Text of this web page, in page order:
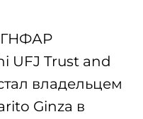
ГНФАР
UFJ Trust and
владельцем
Ginza в